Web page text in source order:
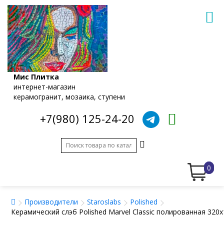
Мис Плитка
интернет-магазин
керамогранит, мозаика, ступени
+7(980) 125-24-20
0
Производители Staroslabs
Polished
Керамический слэб Polished Marvel Classic полированная